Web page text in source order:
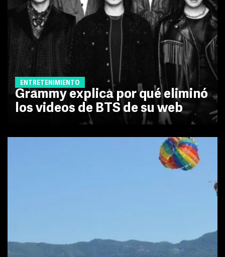
ENTRETENIMIENTO
Grammy explica por qué eliminó
los videos de BTS de su web